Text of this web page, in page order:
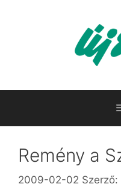
Remény a
2009-02-02 Szerző: